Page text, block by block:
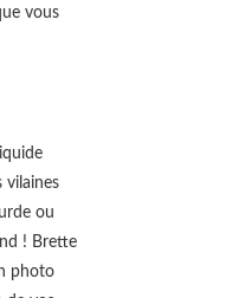
vous
vilaines
ou
! Brette
photo